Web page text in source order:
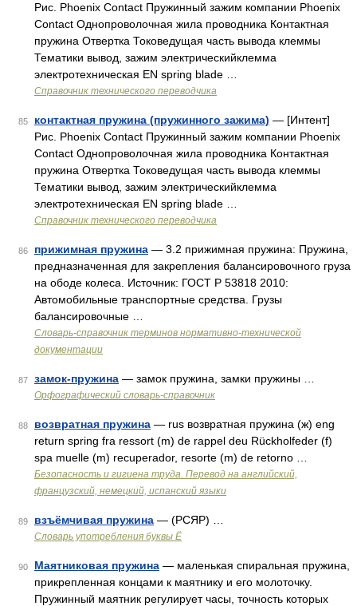
Рис. Phoenix Contact Пружинный зажим компании Phoenix
Contact Однопроволочная жила проводника Контактная
пружина Отвертка Токоведущая часть вывода клеммы
Тематики вывод, зажим электрическийклемма
электротехническая EN spring blade …
Справочник технического переводчика
85 контактная пружина (пружинного зажима) — [Интент]
Рис. Phoenix Contact Пружинный зажим компании Phoenix
Contact Однопроволочная жила проводника Контактная
пружина Отвертка Токоведущая часть вывода клеммы
Тематики вывод, зажим электрическийклемма
электротехническая EN spring blade …
Справочник технического переводчика
86 прижимная пружина — 3.2 прижимная пружина: Пружина,
предназначенная для закрепления балансировочного груза
на ободе колеса. Источник: ГОСТ Р 53818 2010:
Автомобильные транспортные средства. Грузы
балансировочные …
Словарь-справочник терминов нормативно-технической
документации
87 замок-пружина — замок пружина, замки пружины …
Орфографический словарь-справочник
88 возвратная пружина — rus возвратная пружина (ж) eng
return spring fra ressort (m) de rappel deu Rückholfeder (f)
spa muelle (m) recuperador, resorte (m) de retorno …
Безопасность и гигиена труда. Перевод на английский,
французский, немецкий, испанский языки
89 взъёмчивая пружина — (РСЯР) …
Словарь употребления буквы Ё
90 Маятниковая пружина — маленькая спиральная пружина,
прикрепленная концами к маятнику и его молоточку.
Пружинный маятник регулирует часы, точность которых